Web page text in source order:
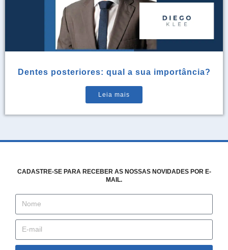
Dentes posteriores: qual a sua importância?
Leia mais
CADASTRE-SE PARA RECEBER AS NOSSAS NOVIDADES POR E-
MAIL.